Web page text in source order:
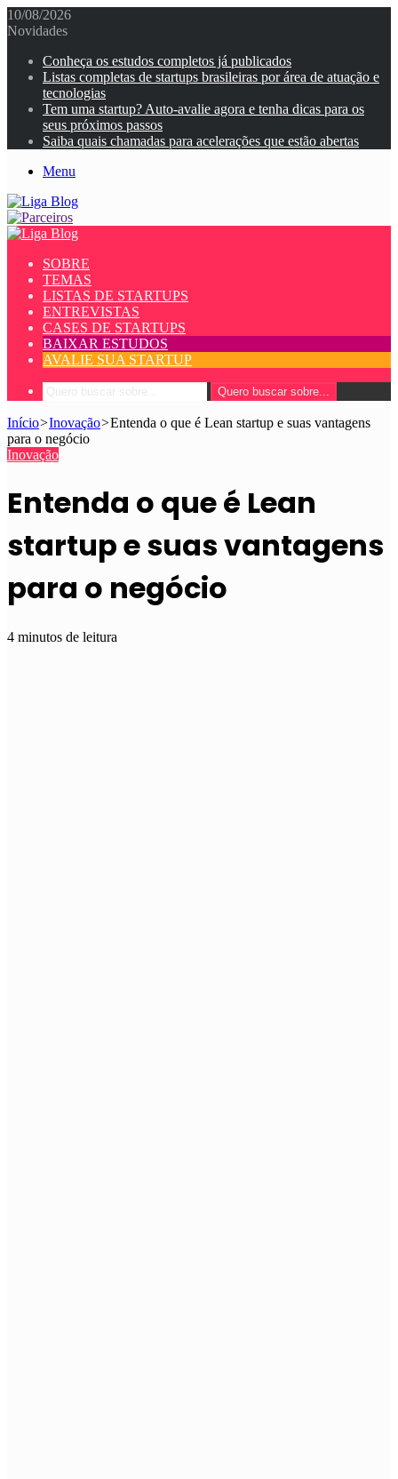
10/08/2026
Novidades
Conheça os estudos completos já publicados
Listas completas de startups brasileiras por área de atuação e
tecnologias
Tem uma startup? Auto-avalie agora e tenha dicas para os
seus próximos passos
Saiba quais chamadas para acelerações que estão abertas
Menu
SOBRE
TEMAS
LISTAS DE STARTUPS
ENTREVISTAS
CASES DE STARTUPS
BAIXAR ESTUDOS
AVALIE SUA STARTUP
Quero buscar sobre...
Início>Inovação>Entenda o que é Lean startup e suas vantagens
para o negócio
Inovação
Entenda o que é Lean
startup e suas vantagens
para o negócio
4 minutos de leitura